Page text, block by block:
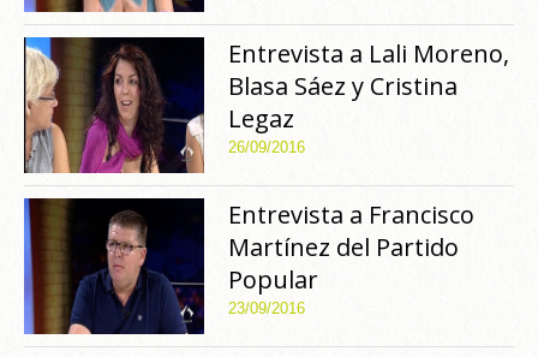
Entrevista a Lali Moreno,
Blasa Sáez y Cristina
Legaz
26/09/2016
Entrevista a Francisco
Martínez del Partido
Popular
23/09/2016